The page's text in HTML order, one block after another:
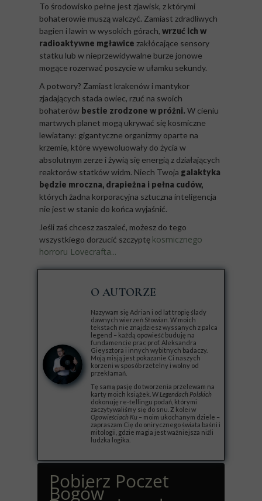
O AUTORZE
Nazywam się Adrian i od lat tropię ślady
dawnych wierzeń Słowian. W moich
tekstach nie znajdziesz wyssanych z palca
legend – każdą opowieść buduję na
fundamencie prac prof. Aleksandra
Gieysztora i innych wybitnych badaczy.
Moją misją jest pokazanie Ci naszych
korzeni w sposób rzetelny i wolny od
przekłamań.
Tę samą pasję do tworzenia przelewam na
karty moich książek. W Legendach Polskich
dokonuję re-tellingu podań, którymi
zaczytywaliśmy się do snu. Z kolei w
Opowieściach Ku – moim ukochanym dziele –
zapraszam Cię do onirycznego świata baśni i
mitologii, gdzie magia jest ważniejsza niźli
ludzka logika.
Pobierz Poczet
Bogów
To środowisko pełne jest zjawisk, z którymi
bohaterowie muszą walczyć. Zamiast zdradliwych
bagien i lawin w wysokich górach, wrzuć ich w
radioaktywne mgławice zakłócające sensory
statku lub w nieprzewidywalne burze jonowe
mogące rozerwać poszycie w ułamku sekundy.
A potwory? Zamiast krakenów i mantykor
zjadających stada owiec, rzuć na swoich
bohaterów bestie zrodzone w próżni. W cieniu
martwych planet mogą ukrywać się kosmiczne
lewiatany: gigantyczne organizmy oparte na
krzemie, które wyewoluowały do życia w
absolutnym zerze i żywią się energią z działających
reaktorów statków widm. Niech Twoja galaktyka
będzie mroczna, drapieżna i pełna cudów,
których żadna korporacyjna sztuczna inteligencja
nie jest w stanie do końca wyjaśnić.
Jeśli zaś chcesz zaszaleć, możesz do tego
wszystkiego dorzucić szczyptę kosmicznego
horroru Lovecrafta...